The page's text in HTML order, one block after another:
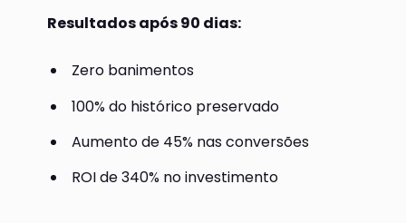
Resultados após 90 dias:
Zero banimentos
100% do histórico preservado
Aumento de 45% nas conversões
ROI de 340% no investimento